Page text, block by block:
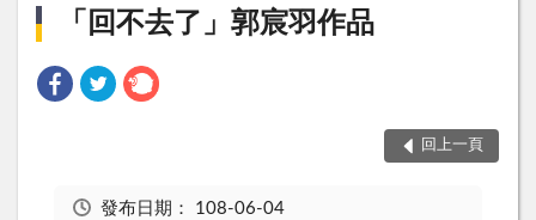
「回不去了」郭宸羽作品
回上一頁
發布日期： 108-06-04